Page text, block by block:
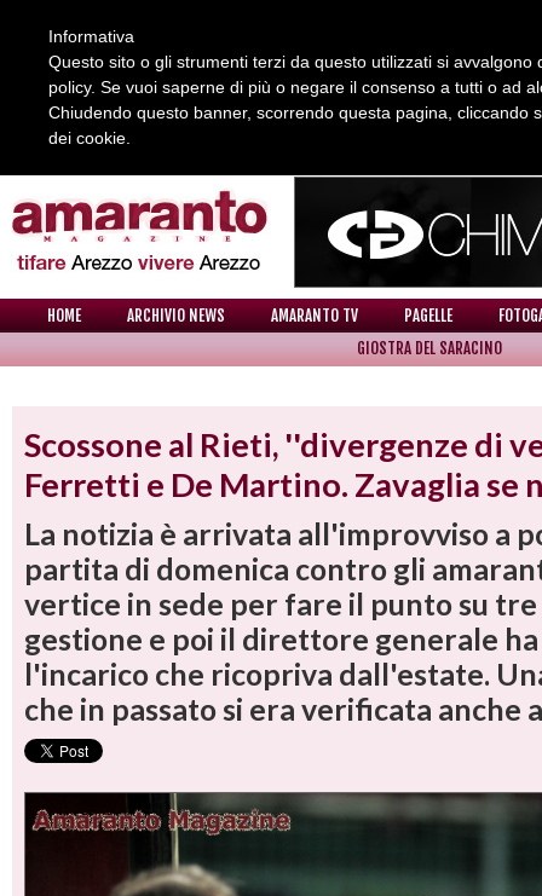
REDAZIONE COLLABORA CON NOI
HOME ARCHIVIO NEWS AMARANTO TV PAGELLE
GIOSTRA DEL SARACINO
Scossone al Rieti, ''divergenze di
Ferretti e De Martino. Zavaglia se
La notizia è arrivata all'improvviso a
partita di domenica contro gli
vertice in sede per fare il punto su tre
gestione e poi il direttore generale
l'incarico che ricopriva dall'estate.
che in passato si era verificata anche
Informativa
Questo sito o gli strumenti terzi da questo utilizzati si
policy. Se vuoi saperne di più o negare il consenso a tutti o ad
Chiudendo questo banner, scorrendo questa pagina, cliccando
dei cookie.